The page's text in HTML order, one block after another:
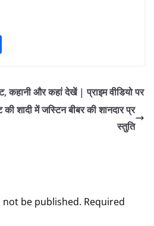
ar
eकहानी और कहां देखें | प्राइम वीडियो पर
शादी में जस्टिन बीबर की शानदार प्र
स्तुति
be published. Required